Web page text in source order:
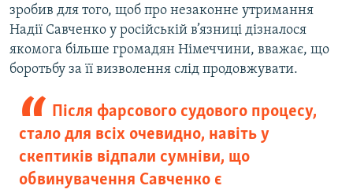
зробив для того, щоб про незаконне утримання
Надії Савченко у російській в’язниці дізналося
якомога більше громадян Німеччини, вважає, що
боротьбу за її визволення слід продовжувати.
Після фарсового судового процесу,
стало для всіх очевидно, навіть у
скептиків відпали сумніви, що
обвинувачення Савченко є